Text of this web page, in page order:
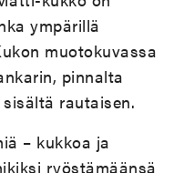
ympärillä
muotokuvassa
pinnalta
rautaisen.
– kukkoa ja
ryöstämäänsä